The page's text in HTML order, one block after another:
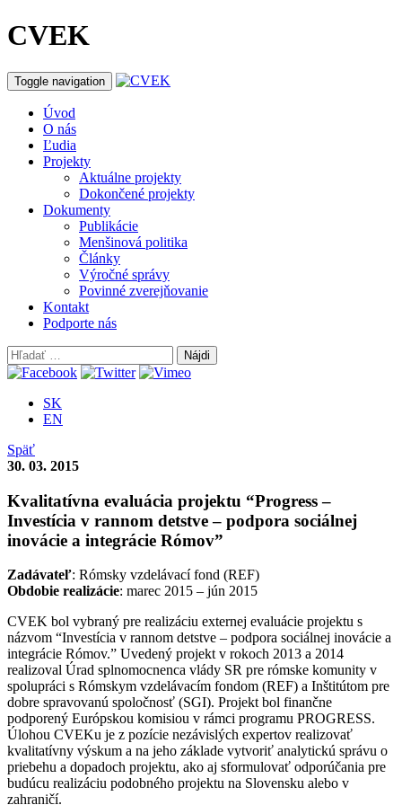
CVEK
Toggle navigation
Úvod
O nás
Ľudia
Projekty
Aktuálne projekty
Dokončené projekty
Dokumenty
Publikácie
Menšinová politika
Články
Výročné správy
Povinné zverejňovanie
Kontakt
Podporte nás
Hľadať:
SK
EN
Späť
30. 03. 2015
Kvalitatívna evaluácia projektu “Progress –
Investícia v rannom detstve – podpora sociálnej
inovácie a integrácie Rómov”
Zadávateľ: Rómsky vzdelávací fond (REF)
Obdobie realizácie: marec 2015 – jún 2015
CVEK bol vybraný pre realizáciu externej evaluácie projektu s
názvom “Investícia v rannom detstve – podpora sociálnej inovácie a
integrácie Rómov.” Uvedený projekt v rokoch 2013 a 2014
realizoval Úrad splnomocnenca vlády SR pre rómske komunity v
spolupráci s Rómskym vzdelávacím fondom (REF) a Inštitútom pre
dobre spravovanú spoločnosť (SGI). Projekt bol finančne
podporený Európskou komisiou v rámci programu PROGRESS.
Úlohou CVEKu je z pozície nezávislých expertov realizovať
kvalitatívny výskum a na jeho základe vytvoriť analytickú správu o
priebehu a dopadoch projektu, ako aj sformulovať odporúčania pre
budúcu realizáciu podobného projektu na Slovensku alebo v
zahraničí.